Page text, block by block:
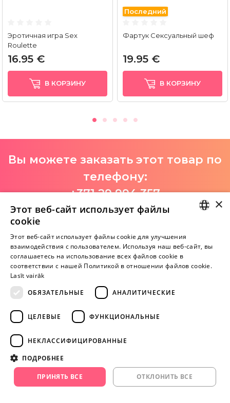
Эротичная игра Sex
Roulette
16.95 €
В КОРЗИНУ
Последний
Фартук Сексуальный шеф
19.95 €
В КОРЗИНУ
Вы можете заказать этот товар по
телефону:
+371 29 994 357
I-V 9:00-18:00
Пока нет отзывов
Будь первым!
Внимание! Yesyes.lv содержит откровенную сексуальную
информацию и изо.
RUSSIAN
×
Этот веб-сайт использует файлы
cookie
Этот веб-сайт использует файлы cookie для улучшения
взаимодействия с пользователем. Используя наш веб-сайт, вы
соглашаетесь на использование всех файлов cookie в
соответствии с нашей Политикой в ​​отношении файлов cookie.
Lasīt vairāk
ОБЯЗАТЕЛЬНЫЕ
АНАЛИТИЧЕСКИЕ
ЦЕЛЕВЫЕ ФУНКЦИОНАЛЬНЫЕ
НЕКЛАССИФИЦИРОВАННЫЕ
ПОДРОБНЕЕ
ПРИНЯТЬ ВСЕ ОТКЛОНИТЬ ВСЕ